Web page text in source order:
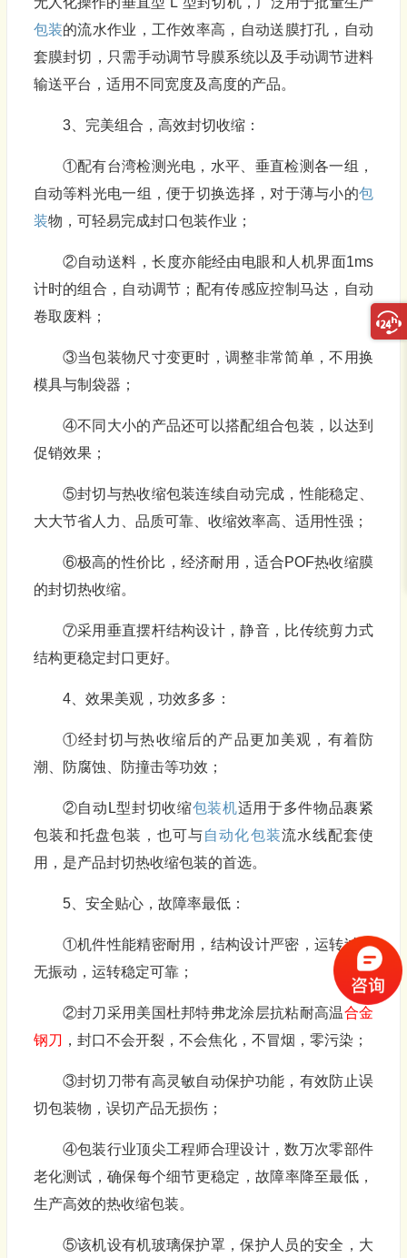
包装的流水作业，工作效率高，自动送膜打孔，自动
套膜封切，只需手动调节导膜系统以及手动调节进料
输送平台，适用不同宽度及高度的产品。
3、完美组合，高效封切收缩：
①配有台湾检测光电，水平、垂直检测各一组，
自动等料光电一组，便于切换选择，对于薄与小的包
装物，可轻易完成封口包装作业；
②自动送料，长度亦能经由电眼和人机界面1ms
计时的组合，自动调节；配有传感应控制马达，自动
卷取废料；
③当包装物尺寸变更时，调整非常简单，不用换
模具与制袋器；
④不同大小的产品还可以搭配组合包装，以达到
促销效果；
⑤封切与热收缩包装连续自动完成，性能稳定、
大大节省人力、品质可靠、收缩效率高、适用性强；
⑥极高的性价比，经济耐用，适合POF热收缩膜
的封切热收缩。
⑦采用垂直摆杆结构设计，静音，比传统剪力式
结构更稳定封口更好。
4、效果美观，功效多多：
①经封切与热收缩后的产品更加美观，有着防
潮、防腐蚀、防撞击等功效；
②自动L型封切收缩包装机适用于多件物品裹紧
包装和托盘包装，也可与自动化包装流水线配套使
用，是产品封切热收缩包装的首选。
5、安全贴心，故障率最低：
①机件性能精密耐用，结构设计严密，运转过程
无振动，运转稳定可靠；
②封刀采用美国杜邦特弗龙涂层抗粘耐高温合金
钢刀 ，封口不会开裂，不会焦化，不冒烟，零污染；
③封切刀带有高灵敏自动保护功能，有效防止误
切包装物，误切产品无损伤；
④包装行业顶尖工程师合理设计，数万次零部件
老化测试，确保每个细节更稳定，故障率降至最低，
生产高效的热收缩包装。
⑤该机设有机玻璃保护罩，保护人员的安全，大